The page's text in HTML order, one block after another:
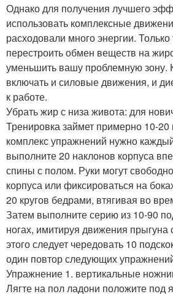
Однако для получения лучшего
использовать комплексные
расходовали много энергии.
перестроить обмен веществ на
уменьшить вашу проблемную зону.
включать и силовые движения, и
к работе.
Убрать жир с низа живота: для
Тренировка займет примерно 10-
комплекс упражнений нужно
выполните 20 наклонов корпуса
спины с полом. Руки могут
корпуса или фиксироваться на
20 кругов бедрами, втягивая во
Затем выполните серию из 10-90
ногах, имитируя движения прыгуна
этого следует чередовать 10
один повтор следующих
Упражнение 1. вертикальные
Лягте на пол ладони положите под